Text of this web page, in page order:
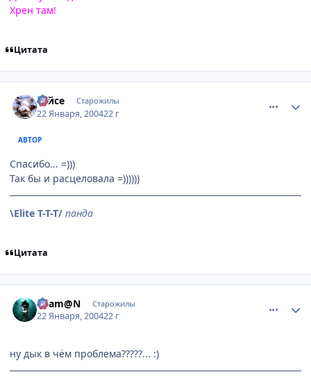
Хрен там!
Цитата
Тайсе Старожилы
22 Января, 200422 г
АВТОР
Спасибо... =)))
Так бы и расцеловала =))))))
\Elite T-T-T/ панда
Цитата
Sham@N Старожилы
22 Января, 200422 г
ну дык в чём проблема?????... :)